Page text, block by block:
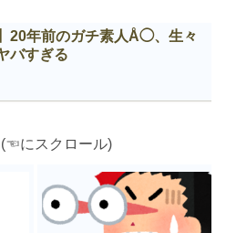
20年前のガチ素人Å◯、生々
バすぎる
にスクロール)